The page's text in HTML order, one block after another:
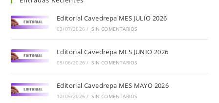
Editorial Cavedrepa MES JULIO 2026
03/07/2026 / SIN COMENTARIOS
Editorial Cavedrepa MES JUNIO 2026
09/06/2026 / SIN COMENTARIOS
Editorial Cavedrepa MES MAYO 2026
12/05/2026 / SIN COMENTARIOS